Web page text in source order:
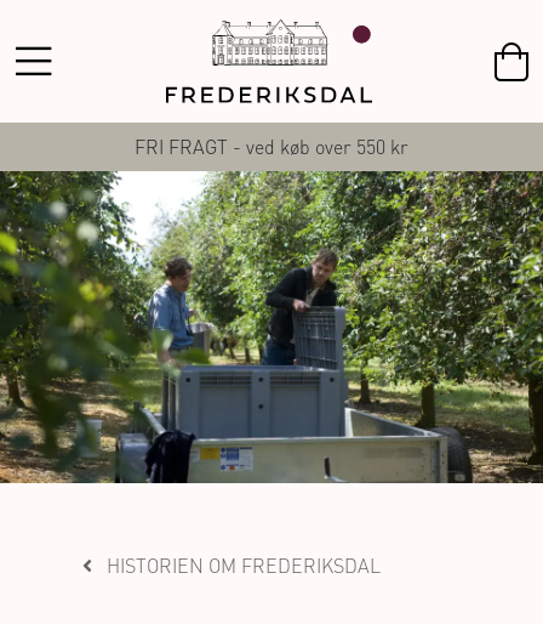
FRI FRAGT - ved køb over 550 kr
HISTORIEN OM FREDERIKSDAL